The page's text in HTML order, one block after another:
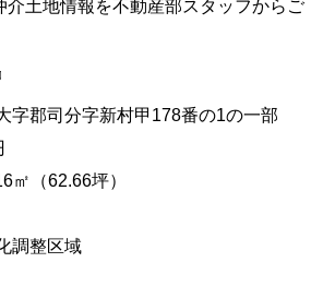
介土地情報を不動産部スタッフからご
字郡司分字新村甲178番の1の一部
㎡（62.66坪）
調整区域